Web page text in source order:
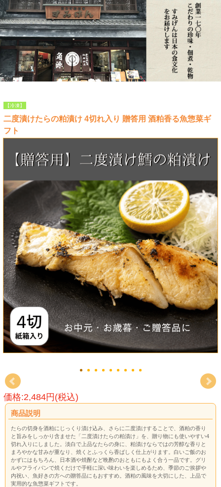
【冷凍】
二度漬けたらの粕漬け 4切れ入り 贈答用 酒粕香る魚惣菜ギ
フト
価格:2,484円(税込)
商品説明
たらの切身を酒粕にじっくり漬け込み、さらに二度漬けすることで、酒粕の香り
と旨みをしっかり含ませた「二度漬けたらの粕漬け」を、贈り物にも使いやすい4
切れ入りにしました。淡白で上品なたらの身に、粕漬けならではの芳醇な香りと
まろやかな甘みが重なり、焼くとふっくら香ばしく仕上がります。白いご飯のお
かずにはもちろん、日本酒や焼酎など晩酌のおともにもよく合う一品です。グリ
ルやフライパンで焼くだけで手軽に深い味わいを楽しめるため、季節のご挨拶や
内祝い、魚好きの方への贈答品にもおすすめ。酒粕の風味を大切にした、上品で
実用的な魚惣菜ギフトです。